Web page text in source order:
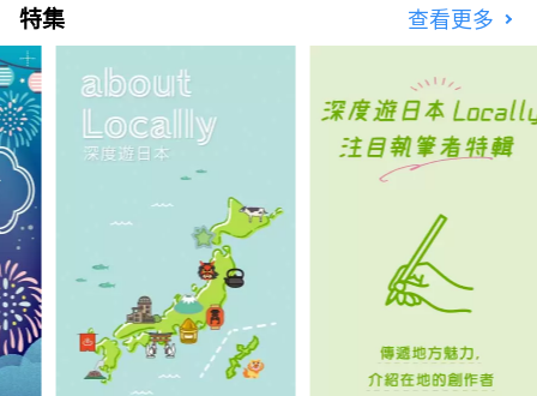
Kanazawa) 體驗充滿加賀百萬石藩邸輝煌的美
好時光。 名古屋雷索爾酒店 ～可以穿西裝、運
動鞋的飯店～ 這家以「西裝和運動鞋」為主題
的都市美式飯店， 整棟建築中瀰漫著爵士樂的
味道，這是一種全國獨有的音樂文化。 它在緊
張和放鬆之間創造了完美的平衡。 空間的設計
注重細節，從材料到家具、物品和配件。 它就
像一個“成年人的聚會場所”，邀請尋求真實性
的旅行者享受深度放鬆的體驗。 名古屋雷索爾
酒店是一個精緻的空間，您可以感受到古老文化
和智慧的氣息。 適合成年人放鬆的飯店。 岐阜
雷索爾飯店 ～用所有感官感受清流孕育的文化
與歷史～ 美麗、翠綠的山。清澈的溪流似乎可
以淨化你的靈魂。 岐阜市擁有美麗的自然風
光，是一座與水和諧相處、擁有悠久歷史的城
市。 從飯店步行只需 20 分鐘，您就會看到這座
特集 查看更多